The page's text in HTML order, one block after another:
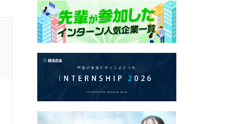
26卒 / 文系 / 女性
1次面接通過した学生の就活速報
面接官/学生
雰囲気